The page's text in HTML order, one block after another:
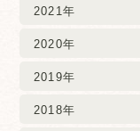
2021年
2020年
2019年
2018年